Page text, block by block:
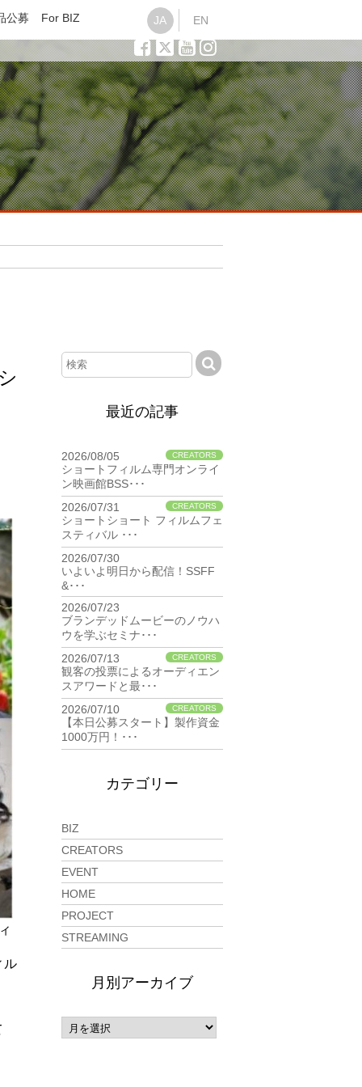
JA EN
公募 For BIZ
ル
最近の記事
2026/08/05 CREATORS
ショートフィルム専門オンライ
ン映画館BSS･･･
2026/07/31
CREATORS
ショートショート フィルムフェ
スティバル ･･･
2026/07/30
いよいよ明日から配信！SSFF
&･･･
2026/07/23
ブランデッドムービーのノウハ
ウを学ぶセミナ･･･
2026/07/13
CREATORS
観客の投票によるオーディエン
スアワードと最･･･
2026/07/10
CREATORS
【本日公募スタート】製作資金
1000万円！･･･
カテゴリー
BIZ
CREATORS
EVENT
HOME
PROJECT
STREAMING
月別アーカイブ